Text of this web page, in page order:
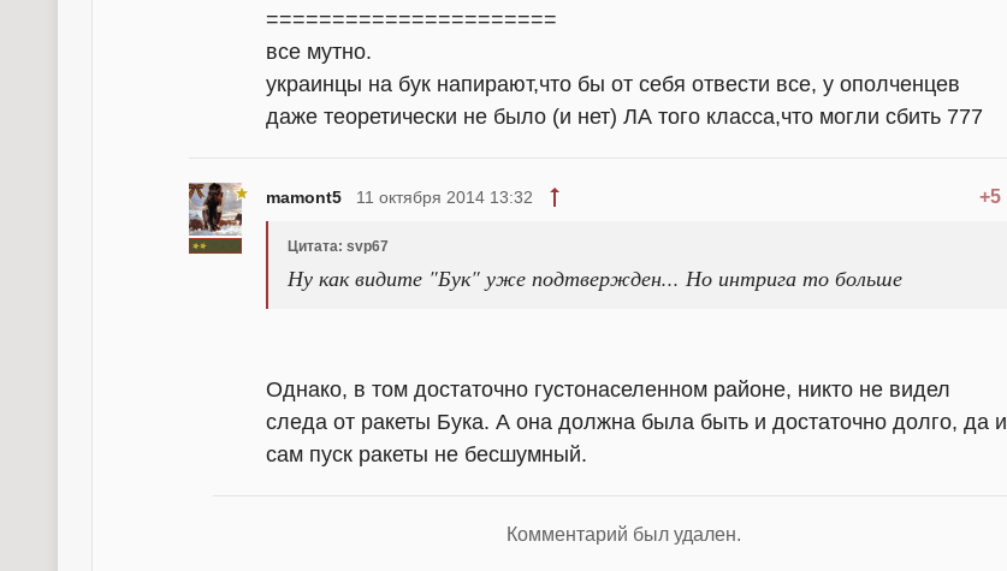
======================
все мутно.
украинцы на бук напирают,что бы от себя отвести все, у ополченцев
даже теоретически не было (и нет) ЛА того класса,что могли сбить 777
mamont5 +5
11 октября 2014 13:32
Цитата: svp67
Ну как видите "Бук" уже подтвержден... Но интрига то больше
Однако, в том достаточно густонаселенном районе, никто не видел
следа от ракеты Бука. А она должна была быть и достаточно долго, да и
сам пуск ракеты не бесшумный.
Комментарий был удален.